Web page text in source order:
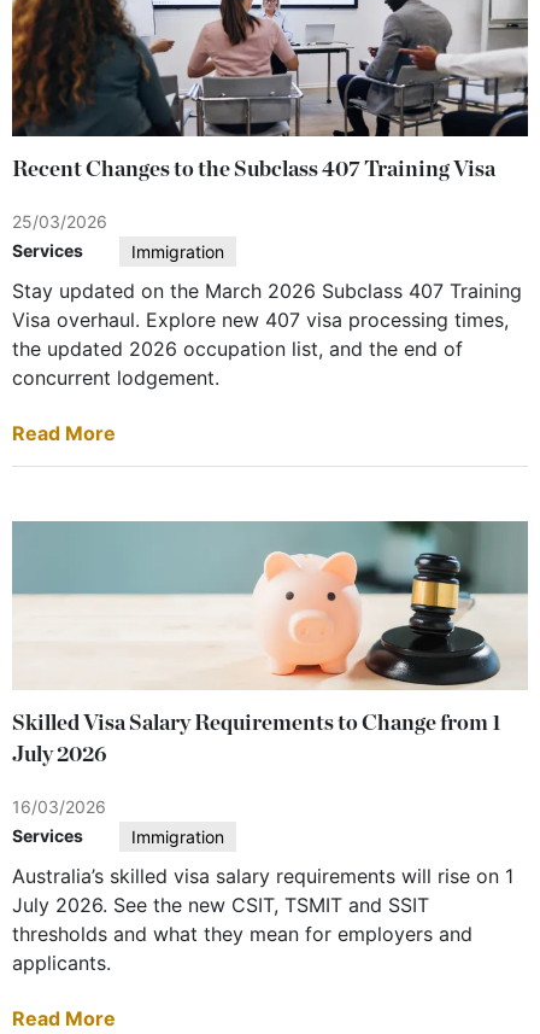
Recent Changes to the Subclass 407 Training Visa
25/03/2026
Services
Immigration
Stay updated on the March 2026 Subclass 407 Training
Visa overhaul. Explore new 407 visa processing times,
the updated 2026 occupation list, and the end of
concurrent lodgement.
Read More
Skilled Visa Salary Requirements to Change from 1
July 2026
16/03/2026
Services
Immigration
Australia’s skilled visa salary requirements will rise on 1
July 2026. See the new CSIT, TSMIT and SSIT
thresholds and what they mean for employers and
applicants.
Read More